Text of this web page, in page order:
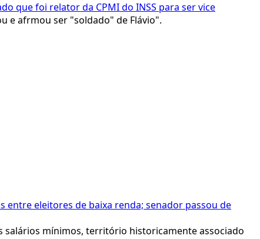
que foi relator da CPMI do INSS para ser vice
e afrmou ser "soldado" de Flávio".
entre eleitores de baixa renda; senador passou de
salários mínimos, território historicamente associado